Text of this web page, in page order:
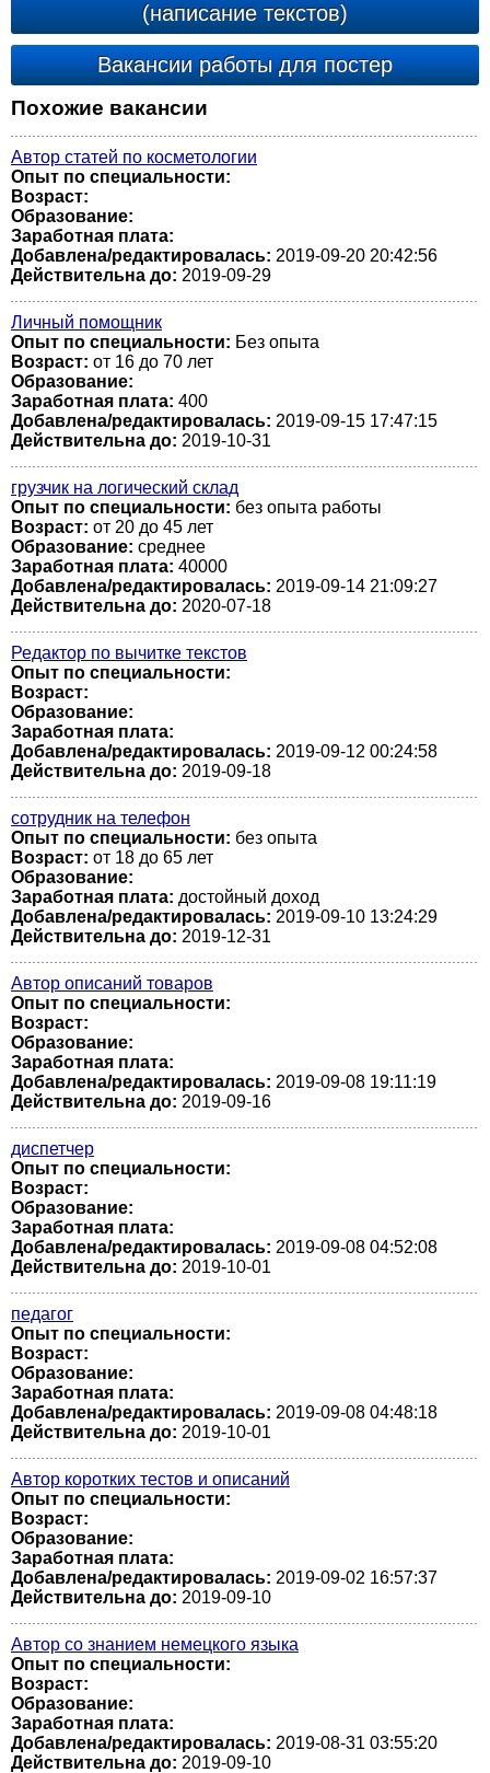
(написание текстов)
Вакансии работы для постер
Похожие вакансии
Автор статей по косметологии
Опыт по специальности:
Возраст:
Образование:
Заработная плата:
Добавлена/редактировалась: 2019-09-20 20:42:56
Действительна до: 2019-09-29
Личный помощник
Опыт по специальности: Без опыта
Возраст: от 16 до 70 лет
Образование:
Заработная плата: 400
Добавлена/редактировалась: 2019-09-15 17:47:15
Действительна до: 2019-10-31
грузчик на логический склад
Опыт по специальности: без опыта работы
Возраст: от 20 до 45 лет
Образование: среднее
Заработная плата: 40000
Добавлена/редактировалась: 2019-09-14 21:09:27
Действительна до: 2020-07-18
Редактор по вычитке текстов
Опыт по специальности:
Возраст:
Образование:
Заработная плата:
Добавлена/редактировалась: 2019-09-12 00:24:58
Действительна до: 2019-09-18
сотрудник на телефон
Опыт по специальности: без опыта
Возраст: от 18 до 65 лет
Образование:
Заработная плата: достойный доход
Добавлена/редактировалась: 2019-09-10 13:24:29
Действительна до: 2019-12-31
Автор описаний товаров
Опыт по специальности:
Возраст:
Образование:
Заработная плата:
Добавлена/редактировалась: 2019-09-08 19:11:19
Действительна до: 2019-09-16
диспетчер
Опыт по специальности:
Возраст:
Образование:
Заработная плата:
Добавлена/редактировалась: 2019-09-08 04:52:08
Действительна до: 2019-10-01
педагог
Опыт по специальности:
Возраст:
Образование:
Заработная плата:
Добавлена/редактировалась: 2019-09-08 04:48:18
Действительна до: 2019-10-01
Автор коротких тестов и описаний
Опыт по специальности:
Возраст:
Образование:
Заработная плата:
Добавлена/редактировалась: 2019-09-02 16:57:37
Действительна до: 2019-09-10
Автор со знанием немецкого языка
Опыт по специальности:
Возраст:
Образование:
Заработная плата:
Добавлена/редактировалась: 2019-08-31 03:55:20
Действительна до: 2019-09-10